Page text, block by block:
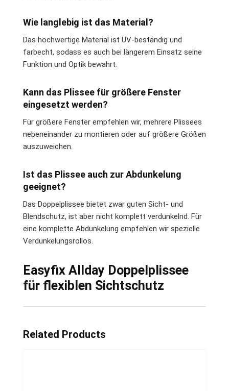
Wie langlebig ist das Material?
Das hochwertige Material ist UV-beständig und
farbecht, sodass es auch bei längerem Einsatz seine
Funktion und Optik bewahrt.
Kann das Plissee für größere Fenster
eingesetzt werden?
Für größere Fenster empfehlen wir, mehrere Plissees
nebeneinander zu montieren oder auf größere Größen
auszuweichen.
Ist das Plissee auch zur Abdunkelung
geeignet?
Das Doppelplissee bietet zwar guten Sicht- und
Blendschutz, ist aber nicht komplett verdunkelnd. Für
eine komplette Abdunkelung empfehlen wir spezielle
Verdunkelungsrollos.
Easyfix Allday Doppelplissee
für flexiblen Sichtschutz
Related Products